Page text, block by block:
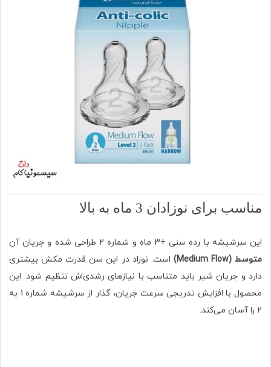
مناسب برای نوزادان 3 ماه به بالا
این سرشیشه با رده سنی +3 ماه و شماره ۲ طراحی شده و جریان آن
متوسط (Medium Flow)
است. نوزاد در این سن قدرت مکش بیشتری
دارد و جریان شیر باید متناسب با نیازهای رشدی‌اش تنظیم شود. این
محصول با افزایش تدریجی سرعت جریان، گذار از سرشیشه شماره 1 به
2 را آسان می‌کند.